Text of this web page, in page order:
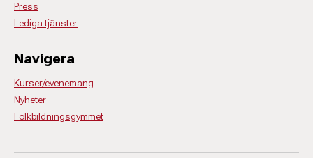
Press
Lediga tjänster
Navigera
Kurser/evenemang
Nyheter
Folkbildningsgymmet